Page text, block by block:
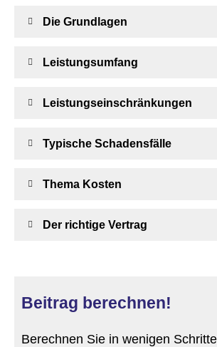
Die Grundlagen
Leistungsumfang
Leistungseinschränkungen
Typische Schadensfälle
Thema Kosten
Der richtige Vertrag
Beitrag berechnen!
Berechnen Sie in wenigen